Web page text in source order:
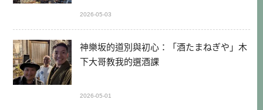
2026-05-03
神樂坂的道別與初心：「酒たまねぎや」木
下大哥教我的選酒課
2026-05-01